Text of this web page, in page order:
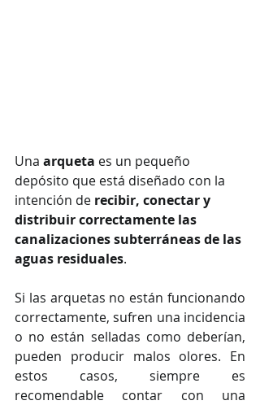
Una arqueta es un pequeño
depósito que está diseñado con la
intención de recibir, conectar y
distribuir correctamente las
canalizaciones subterráneas de las
aguas residuales.
Si las arquetas no están funcionando
correctamente, sufren una incidencia
o no están selladas como deberían,
pueden producir malos olores. En
estos casos, siempre es